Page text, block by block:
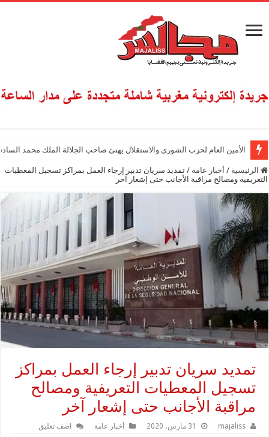
الأمين العام لحزب الشورى والاستقلال يهنئ صاحب الجلالة الملك محمد
الرئيسية / أخبار عامة / تمديد سريان تدبير إرجاء العمل بمراكز تسجيل المعطيات
التعريفية ومصالح مراقبة الأجانب حتى إشعار آخر
تمديد سريان تدبير إرجاء العمل بمراكز
تسجيل المعطيات التعريفية ومصالح
مراقبة الأجانب حتى إشعار آخر
majaliss 31 مارس، 2020 أخبار عامة اضف تعليق